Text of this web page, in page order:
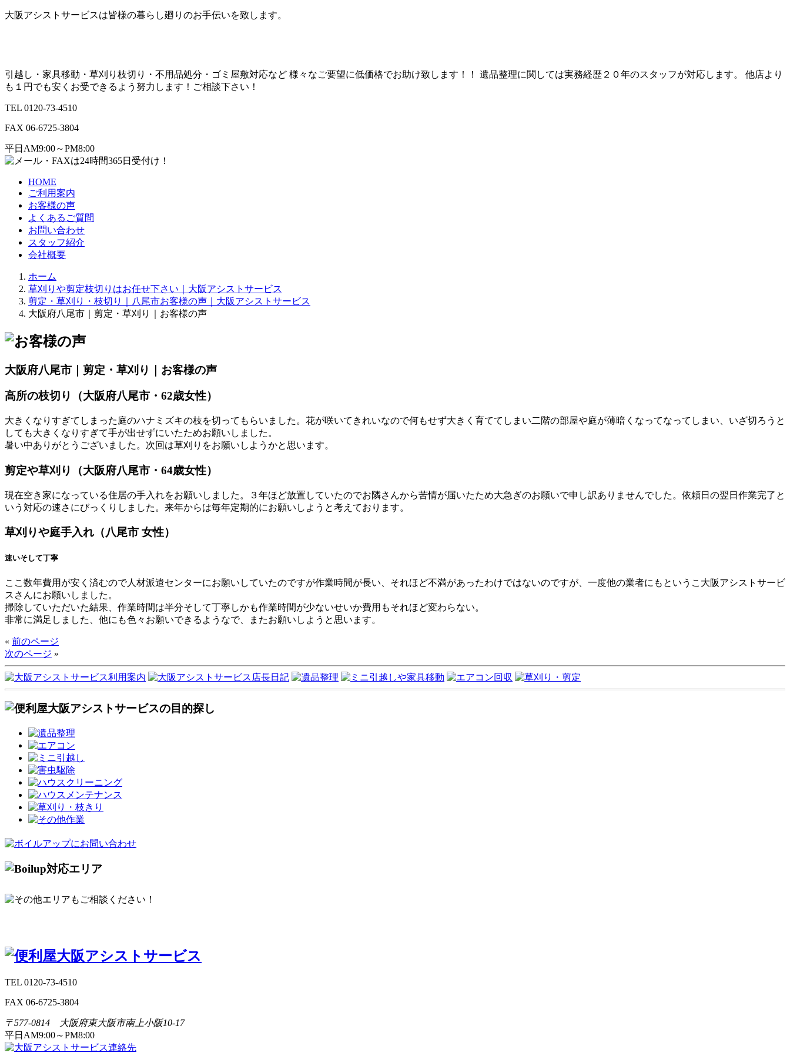
大阪アシストサービスは皆様の暮らし廻りのお手伝いを致します。
引越し・家具移動・草刈り枝切り・不用品処分・ゴミ屋敷対応など 様々なご要望に低価格でお助け致します！！ 遺品整理に関しては実務経歴２０年のスタッフが対応します。 他店より
も１円でも安くお受できるよう努力します！ご相談下さい！
TEL 0120-73-4510
FAX 06-6725-3804
平日AM9:00～PM8:00
HOME
ご利用案内
お客様の声
よくあるご質問
お問い合わせ
スタッフ紹介
会社概要
ホーム
草刈りや剪定枝切りはお任せ下さい｜大阪アシストサービス
剪定・草刈り・枝切り｜八尾市お客様の声｜大阪アシストサービス
大阪府八尾市｜剪定・草刈り｜お客様の声
大阪府八尾市｜剪定・草刈り｜お客様の声
高所の枝切り（大阪府八尾市・62歳女性）
大きくなりすぎてしまった庭のハナミズキの枝を切ってもらいました。花が咲いてきれいなので何もせず大きく育ててしまい二階の部屋や庭が薄暗くなってなってしまい、いざ切ろうと
しても大きくなりすぎて手が出せずにいたためお願いしました。
暑い中ありがとうございました。次回は草刈りをお願いしようかと思います。
剪定や草刈り（大阪府八尾市・64歳女性）
現在空き家になっている住居の手入れをお願いしました。３年ほど放置していたのでお隣さんから苦情が届いたため大急ぎのお願いで申し訳ありませんでした。依頼日の翌日作業完了と
いう対応の速さにびっくりしました。来年からは毎年定期的にお願いしようと考えております。
草刈りや庭手入れ（八尾市 女性）
速いそして丁寧
ここ数年費用が安く済むので人材派遣センターにお願いしていたのですが作業時間が長い、それほど不満があったわけではないのですが、一度他の業者にもというこ大阪アシストサービ
スさんにお願いしました。
掃除していただいた結果、作業時間は半分そして丁寧しかも作業時間が少ないせいか費用もそれほど変わらない。
非常に満足しました、他にも色々お願いできるようなで、またお願いしようと思います。
« 前のページ
次のページ »
TEL 0120-73-4510
FAX 06-6725-3804
〒577-0814 大阪府東大阪市南上小阪10-17
平日AM9:00～PM8:00